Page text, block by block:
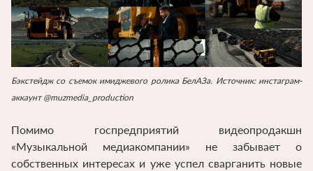
Бэкстейдж со съемок имиджевого ролика БелАЗа. Источник: инстаграм-
аккаунт @muzmedia_production
Помимо госпредприятий видеопродакшн
«Музыкальной медиакомпании» не забывает о
собственных интересах и уже успел сварганить новые